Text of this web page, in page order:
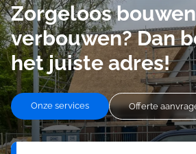
Zorgeloos
verbouwen? Dan
het juiste adres!
Onze services Offerte